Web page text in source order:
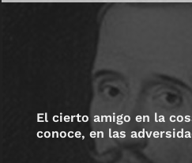
El cierto amigo en la
conoce, en las